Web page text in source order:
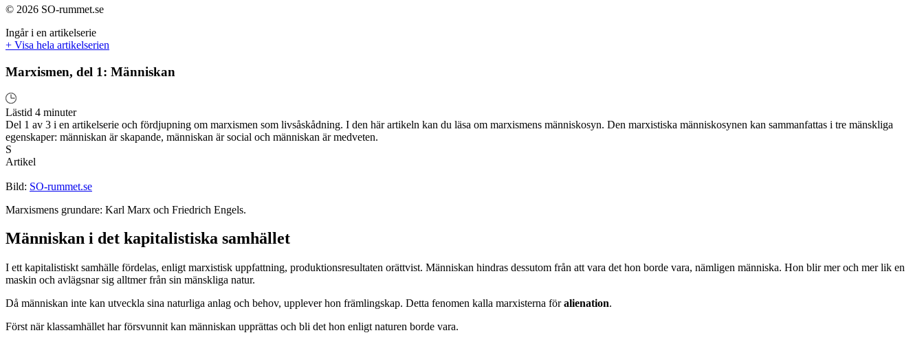
© 2026 SO-rummet.se
Ingår i en artikelserie
+ Visa hela artikelserien
Marxismen, del 1: Människan
Lästid 4 minuter
Del 1 av 3 i en artikelserie och fördjupning om marxismen som livsåskådning. I den här artikeln kan du läsa om marxismens människosyn. Den marxistiska människosynen kan sammanfattas i tre mänskliga
egenskaper: människan är skapande, människan är social och människan är medveten.
S
Artikel
Bild: SO-rummet.se
Marxismens grundare: Karl Marx och Friedrich Engels.
Människan i det kapitalistiska samhället
I ett kapitalistiskt samhälle fördelas, enligt marxistisk uppfattning, produktionsresultaten orättvist. Människan hindras dessutom från att vara det hon borde vara, nämligen människa. Hon blir mer och mer lik en
maskin och avlägsnar sig alltmer från sin mänskliga natur.
Då människan inte kan utveckla sina naturliga anlag och behov, upplever hon främlingskap. Detta fenomen kalla marxisterna föralienation.
Först när klassamhället har försvunnit kan människan upprättas och bli det hon enligt naturen borde vara.